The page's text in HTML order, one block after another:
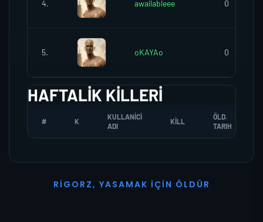
4. awailableee 0
5. oKAYAo 0
HAFTALIK KILLERI
# K
KULLANICI
ADI
KILL
ÖLD.
TARIH
R I G O R Z, YASAMAK İ ÇI N Ö L D Ü R